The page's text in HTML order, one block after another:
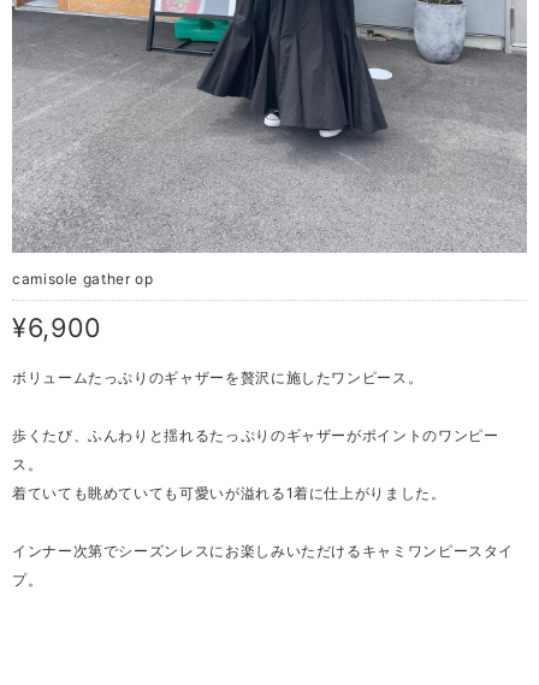
camisole gather op
¥6,900
ボリュームたっぷりのギャザーを贅沢に施したワンピース。
歩くたび、ふんわりと揺れるたっぷりのギャザーがポイントのワンピー
ス。
着ていても眺めていても可愛いが溢れる1着に仕上がりました。
インナー次第でシーズンレスにお楽しみいただけるキャミワンピースタイ
プ。